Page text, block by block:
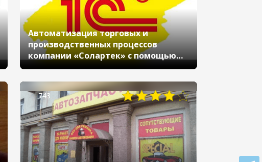
Автоматизация торговых и
производственных процессов
компании «Солартек» с помощью
«1С:УНФ»
743